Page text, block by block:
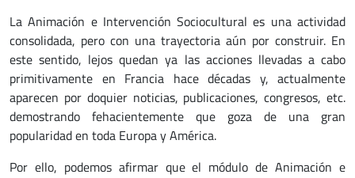
La Animación e Intervención Sociocultural es una actividad
consolidada, pero con una trayectoria aún por construir. En
este sentido, lejos quedan ya las acciones llevadas a cabo
primitivamente en Francia hace décadas y, actualmente
aparecen por doquier noticias, publicaciones, congresos, etc.
demostrando fehacientemente que goza de una gran
popularidad en toda Europa y América.
Por ello, podemos afirmar que el módulo de Animación e